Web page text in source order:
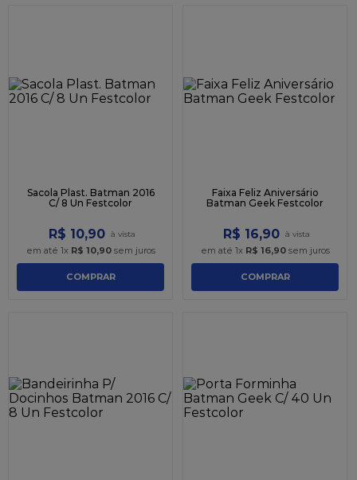
Sacola Plast. Batman 2016
C/ 8 Un Festcolor
R$ 10,90
em até 1x R$ 10,90sem juros
COMPRAR
Faixa Feliz Aniversário
Batman Geek Festcolor
R$ 16,90
em até 1x R$ 16,90sem juros
COMPRAR